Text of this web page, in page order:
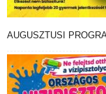
AUGUSZTUSI